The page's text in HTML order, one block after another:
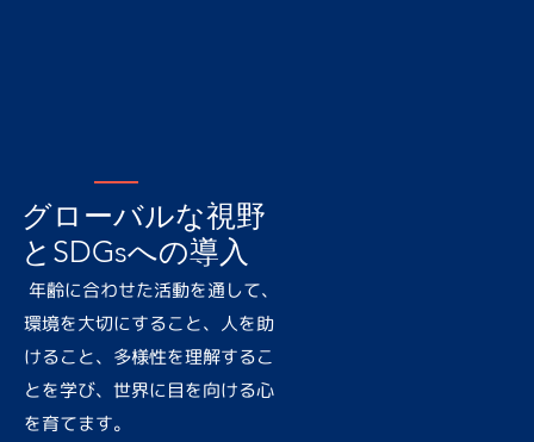
グローバルな視野
とSDGsへの導入
年齢に合わせた活動を通して、
環境を大切にすること、人を助
けること、多様性を理解するこ
とを学び、世界に目を向ける心
を育てます。